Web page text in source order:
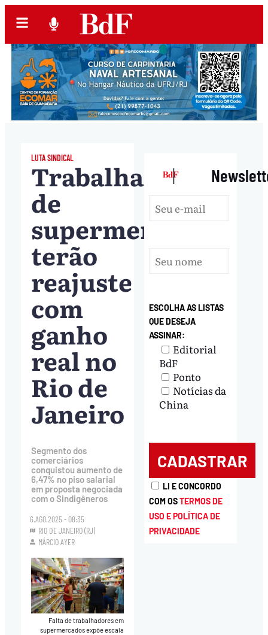
LUTA SINDICAL
Trabalhadores
de
supermercados
terão
reajuste
com
ganho
real no
Rio de
Janeiro
Segmento dos
comerciários
conquistou aumento de
6,47% no piso salarial
em proposta negociada
com o Sindigêneros
6.AGO.2025 - 08:35
RIO DE JANEIRO (RJ)
MÁRCIO AYER
Falta de trabalhadores em
supermercados expõe escala
|
ESCOLHA AS LISTAS
QUE DESEJA
ASSINAR:
Editorial
BdF
Ponto
Notícias da
China
LI E CONCORDO
COM OSTERMOS DE
USO E POLÍTICA DE
PRIVACIDADE